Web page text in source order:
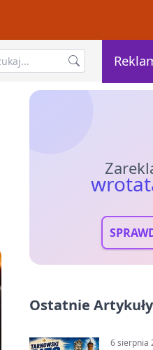
Ostatnie Artykuły
6 sierpnia